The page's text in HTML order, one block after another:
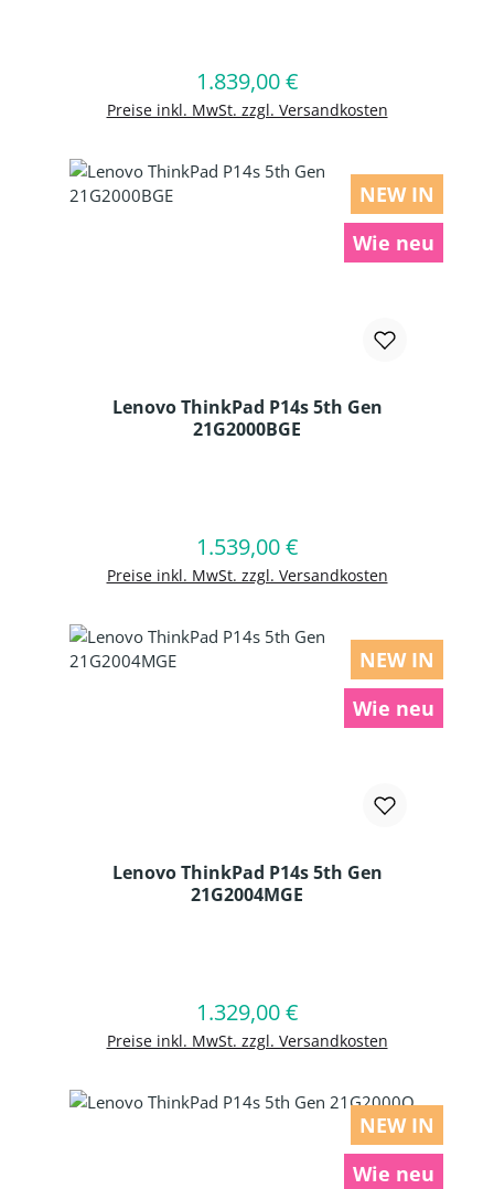
Regulärer Preis:
1.839,00 €
Preise inkl. MwSt. zzgl. Versandkosten
In den Warenkorb
NEW IN
Wie neu
Lenovo ThinkPad P14s 5th Gen
21G2000BGE
Regulärer Preis:
1.539,00 €
Preise inkl. MwSt. zzgl. Versandkosten
In den Warenkorb
NEW IN
Wie neu
Lenovo ThinkPad P14s 5th Gen
21G2004MGE
Regulärer Preis:
1.329,00 €
Preise inkl. MwSt. zzgl. Versandkosten
In den Warenkorb
NEW IN
Wie neu